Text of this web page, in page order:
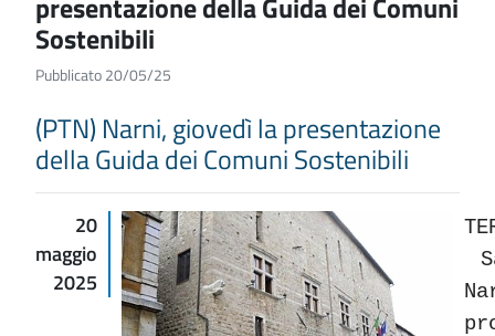
Sostenibili
Pubblicato 20/05/25
(PTN) Narni, giovedì la presentazione
della Guida dei Comuni Sostenibili
20
maggio
2025